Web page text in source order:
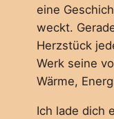
eine
weckt.
Herzstück
Werk seine
Wärme,
Ich lade dich